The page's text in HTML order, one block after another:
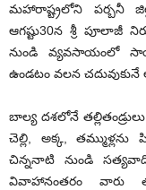
మహారాష్ట్రలోని పర్బనీ
ఆగష్టు30న శ్రీ పూలాజీ
నుండి వ్యవసాయంలో
ఉండటం వలన చదువుకునే
బాల్య దశలోనే
చెల్లి, అక్క,
చిన్ననాటి నుండి
వివాహానంతరం వారు